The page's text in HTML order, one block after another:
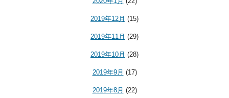
2019年12月 (15)
2019年11月 (29)
2019年10月 (28)
2019年9月 (17)
2019年8月 (22)